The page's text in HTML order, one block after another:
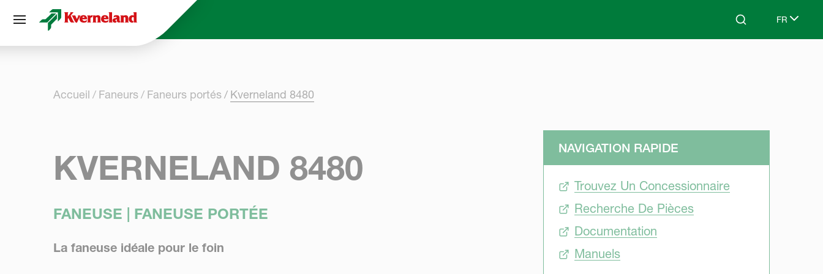
Search FR
Select
Accueil Faneurs Faneurs portés Kverneland 8480
KVERNELAND 8480
FANEUSE | FANEUSE PORTÉE
La faneuse idéale pour le foin
NAVIGATION RAPIDE
Trouvez Un Concessionnaire
Recherche De Pièces
Documentation
Manuels
Panneau de gestion des cookies